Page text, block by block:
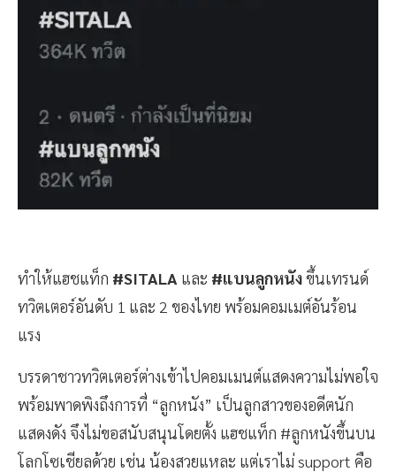
ทำให้แฮชแท็ก #SITALA และ #แบนลูกหนังขึ้นเทรนด์
ทวิตเตอร์อันดับ 1 และ 2 ของไทย พร้อมคอมเมต์อันร้อน
แรง
บรรดาชาวทวิตเตอร์ต่างเข้าไปคอมเมนต์แสดงความไม่พอใจ
พร้อมพาดพิงถึงการที่ “ลูกหนัง” เป็นลูกสาวของอดีตนัก
แสดงดัง จึงไม่ขอสนับสนุนโดยตั้ง แฮชแท็ก #ลูกหนังขึ้นบน
โลกโซเชียลด้วย เช่น น้องสวยแหละ แต่เราไม่ support คือ